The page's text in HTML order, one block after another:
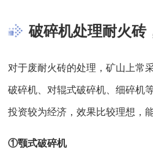
破碎机处理耐火砖
对于废耐火砖的处理，矿山上常
破碎机、对辊式破碎机、细碎机
投资较为经济，效果比较理想，
①颚式破碎机